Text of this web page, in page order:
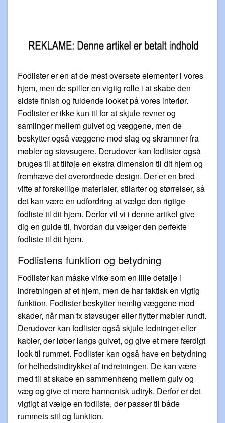
Fodlister er en af de mest oversete elementer i vores
hjem, men de spiller en vigtig rolle i at skabe den
sidste finish og fuldende looket på vores interiør.
Fodlister er ikke kun til for at skjule revner og
samlinger mellem gulvet og væggene, men de
beskytter også væggene mod slag og skrammer fra
møbler og støvsugere. Derudover kan fodlister også
bruges til at tilføje en ekstra dimension til dit hjem og
fremhæve det overordnede design. Der er en bred
vifte af forskellige materialer, stilarter og størrelser, så
det kan være en udfordring at vælge den rigtige
fodliste til dit hjem. Derfor vil vi i denne artikel give
dig en guide til, hvordan du vælger den perfekte
fodliste til dit hjem.
Fodlistens funktion og betydning
Fodlister kan måske virke som en lille detalje i
indretningen af et hjem, men de har faktisk en vigtig
funktion. Fodlister beskytter nemlig væggene mod
skader, når man fx støvsuger eller flytter møbler rundt.
Derudover kan fodlister også skjule ledninger eller
kabler, der løber langs gulvet, og give et mere færdigt
look til rummet. Fodlister kan også have en betydning
for helhedsindtrykket af indretningen. De kan være
med til at skabe en sammenhæng mellem gulv og
væg og give et mere harmonisk udtryk. Derfor er det
vigtigt at vælge en fodliste, der passer til både
rummets stil og funktion.